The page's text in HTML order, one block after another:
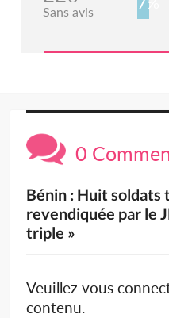
Sans avis
0
Bénin : Huit soldats
revendiquée par le
triple »
Veuillez vous
contenu.